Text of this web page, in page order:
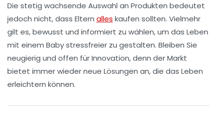
Die stetig wachsende Auswahl an Produkten bedeutet
jedoch nicht, dass Eltern alles kaufen sollten. Vielmehr
gilt es,bewusst und informiert zu wählen, um das Leben
mit einem Babystressfreier zu gestalten. Bleiben Sie
neugierig und offen fürInnovation, denn der Markt
bietet immer wieder neue Lösungen an, die das Leben
erleichtern können.